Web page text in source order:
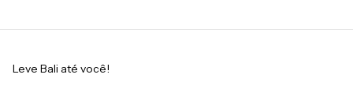
Leve Bali até você!